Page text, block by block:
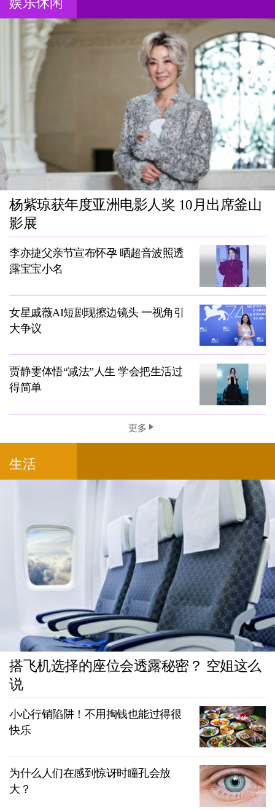
杨紫琼获年度亚洲电影人奖 10月出席釜山
影展
李亦捷父亲节宣布怀孕 晒超音波照透
露宝宝小名
女星戚薇AI短剧现擦边镜头 一视角引
大争议
贾静雯体悟“减法”人生 学会把生活过
得简单
更多
生活
搭飞机选择的座位会透露秘密？ 空姐这么
说
小心行销陷阱！不用掏钱也能过得很
快乐
为什么人们在感到惊讶时瞳孔会放
大？